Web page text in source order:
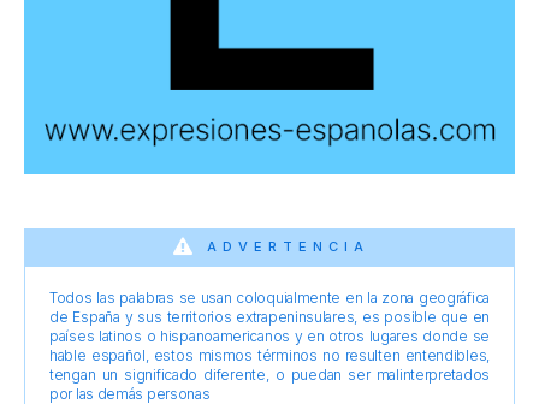
ADVERTENCIA
Todos las palabras se usan coloquialmente en la zona geográfica
de España y sus territorios extrapeninsulares, es posible que en
países latinos o hispanoamericanos y en otros lugares donde se
hable español, estos mismos términos no resulten entendibles,
tengan un significado diferente, o puedan ser malinterpretados
por las demás personas